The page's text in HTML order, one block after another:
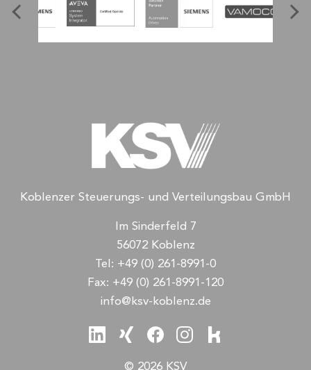
Koblenzer Steuerungs- und Verteilungsbau GmbH
Im Sinderfeld 7
56072 Koblenz
Tel: +49 (0) 261-8991-0
Fax: +49 (0) 261-8991-120
info@ksv-koblenz.de
© 2026 KSV